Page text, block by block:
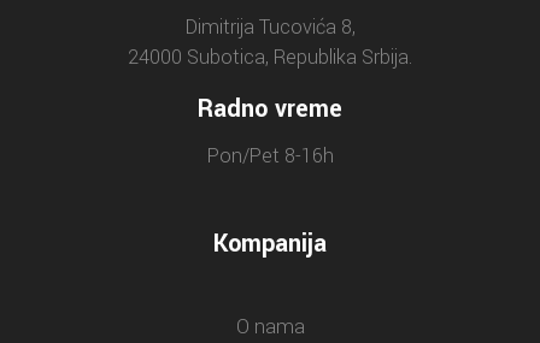
Dimitrija Tucovića 8,
24000 Subotica, Republika Srbija.
Radno vreme
Pon/Pet 8-16h
Kompanija
O nama